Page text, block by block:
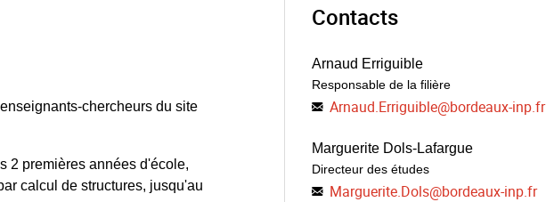
ou métallique
éléments finis et mécanique
chercheurs du site
2 premières années d'école,
calcul de structures, jusqu'au
Contacts
Arnaud Erriguible
Responsable de la filière
Arnaud.Erriguible@bordeaux-inp.fr
Marguerite Dols-Lafargue
Directeur des études
Marguerite.Dols@bordeaux-inp.fr